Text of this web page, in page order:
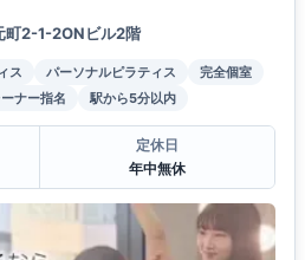
町2-1-2ONビル2階
ス パーソナルピラティス
完全個室
ーナー指名 駅から5分以内
定休日
年中無休